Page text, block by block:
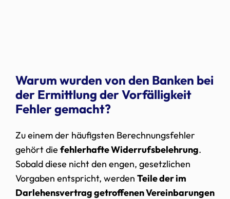
Warum wurden von den Banken bei
der Ermittlung der Vorfälligkeit
Fehler gemacht?
Zu einem der häufigsten Berechnungsfehler
gehört die fehlerhafte Widerrufsbelehrung.
Sobald diese nicht den engen, gesetzlichen
Vorgaben entspricht, werden Teile der im
Darlehensvertrag getroffenen Vereinbarungen